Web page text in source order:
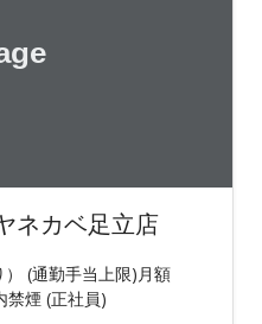
ネカベ足立店
(通勤手当上限)月額
禁煙 (正社員)